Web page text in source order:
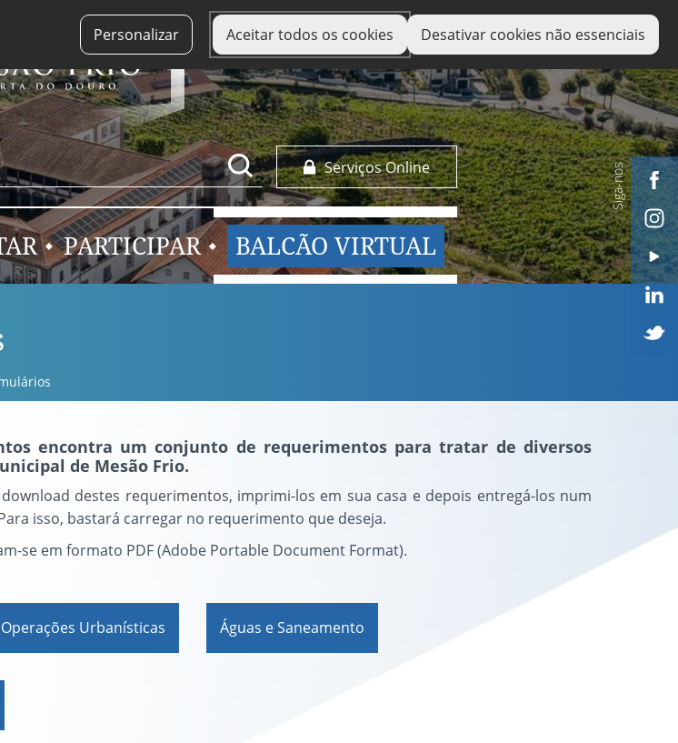
Personalizar Aceitar todos os cookies Desativar cookies não essenciais
Serviços Online
PARTICIPAR BALCÃO VIRTUAL
Siga-nos
encontra um conjunto de requerimentos para tratar de diversos
de Mesão Frio.
destes requerimentos, imprimi-los em sua casa e depois entregá-los num
isso, bastará carregar no requerimento que deseja.
se em formato PDF (Adobe Portable Document Format).
Operações Urbanísticas Águas e Saneamento